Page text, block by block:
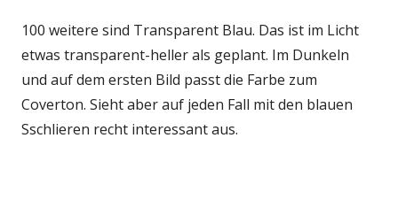
100 weitere sind Transparent Blau. Das ist im Licht
etwas transparent-heller als geplant. Im Dunkeln
und auf dem ersten Bild passt die Farbe zum
Coverton. Sieht aber auf jeden Fall mit den blauen
Sschlieren recht interessant aus.